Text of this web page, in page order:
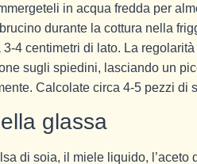
in acqua fredda per
durante la cottura nella
4 centimetri di lato. La
sugli spiedini, lasciando un
Calcolate circa 4-5 pezzi di
glassa
di soia, il miele liquido,